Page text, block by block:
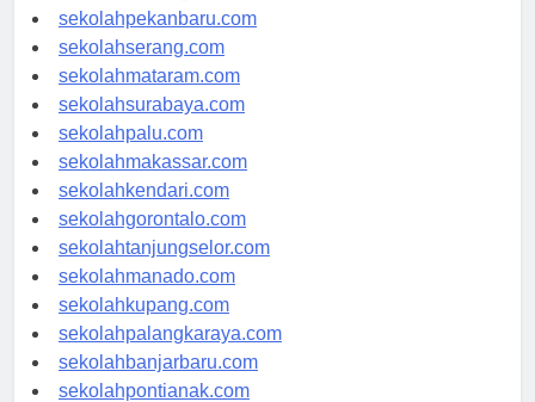
sekolahpadang.com
sekolahpekanbaru.com
sekolahserang.com
sekolahmataram.com
sekolahsurabaya.com
sekolahpalu.com
sekolahmakassar.com
sekolahkendari.com
sekolahgorontalo.com
sekolahtanjungselor.com
sekolahmanado.com
sekolahkupang.com
sekolahpalangkaraya.com
sekolahbanjarbaru.com